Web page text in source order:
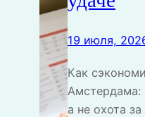
19 июля,
Как
Амстердама:
а не охота